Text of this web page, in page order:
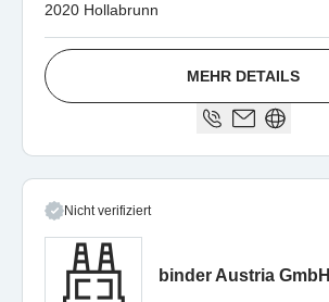
2020 Hollabrunn
MEHR DETAILS
Nicht verifiziert
binder Austria GmbH